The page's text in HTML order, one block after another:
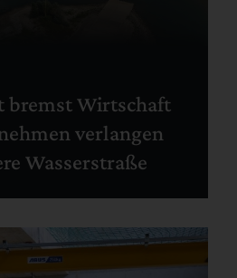
bremst Wirtschaft
verlangen
Wasserstraße